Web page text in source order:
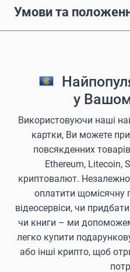
Умови та
у
Використовуючи наші
картки, Ви можете
повсякденних
Ethereum, Litecoin,
криптовалют. Незалежно
оплатити щомісячну
відеосервіси, чи
чи книги – ми
легко купити
або інші крипто, щоб